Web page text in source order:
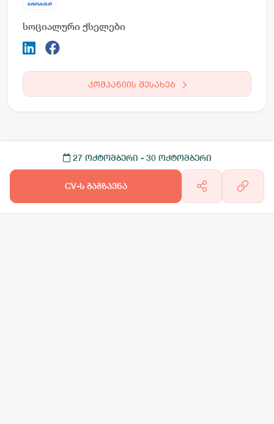
სოციალური ქსელები
კომპანიის შესახებ
27 ოქტომბერი - 30 ოქტომბერი
CV-ს გაგზავნა